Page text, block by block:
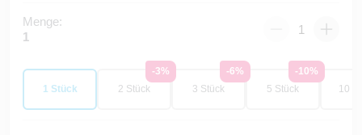
Menge:
1
1 Stück
-3%
2 Stück
-6%
3 Stück
-10%
5 Stück
10